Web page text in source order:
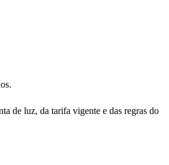
de luz, da tarifa vigente e das regras do